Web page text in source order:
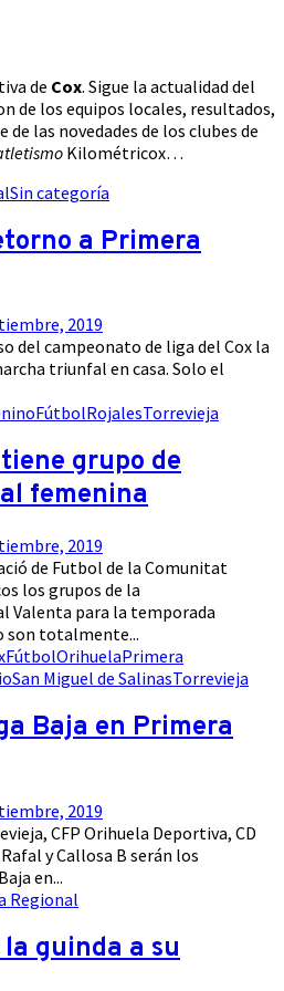
de Cox. Sigue la actualidad del
de los equipos locales, resultados,
las novedades de los clubes de
Kilométricox…
Sin categoría
a Primera
2019
del campeonato de liga del Cox la
triunfal en casa. Solo el
FútbolRojalesTorrevieja
grupo de
femenina
2019
de Futbol de la Comunitat
los grupos de la
Valenta para la temporada
son totalmente...
FútbolOrihuelaPrimera
San Miguel de SalinasTorrevieja
Baja en Primera
2019
CFP Orihuela Deportiva, CD
y Callosa B serán los
en...
Regional
guinda a su